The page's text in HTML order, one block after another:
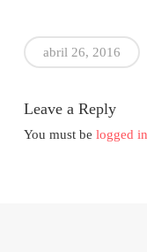
abril 26, 2016
Leave a Reply
You must be logged in